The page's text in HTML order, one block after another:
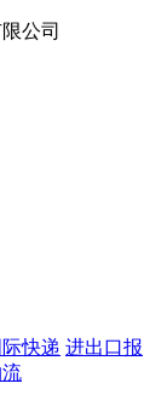
公司
际快递 进出口报